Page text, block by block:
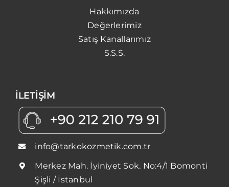
Hakkımızda
Değerlerimiz
Satış Kanallarımız
S.S.S.
İLETİŞİM
info@tarkokozmetik.com.tr
Merkez Mah. İyiniyet Sok. No:4/1 Bomonti
Şişli / İstanbul